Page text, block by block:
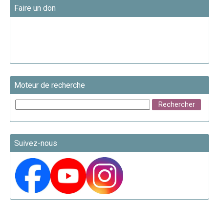
Faire un don
Moteur de recherche
Suivez-nous